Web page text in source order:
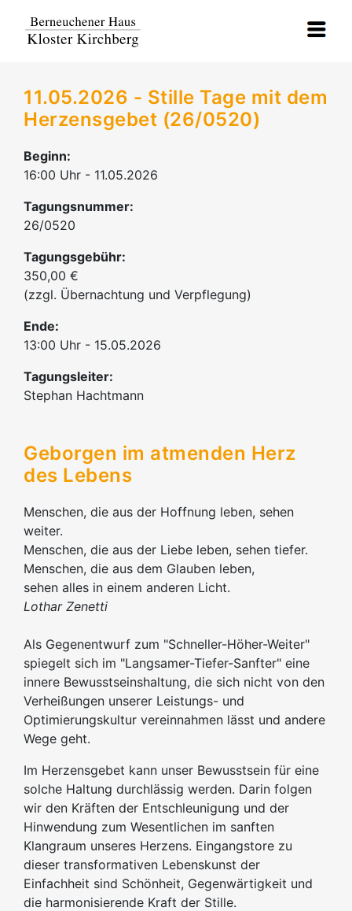
11.05.2026 - Stille Tage mit dem
Herzensgebet (26/0520)
Beginn:
16:00 Uhr - 11.05.2026
Tagungsnummer:
26/0520
Tagungsgebühr:
350,00 €
(zzgl. Übernachtung und Verpflegung)
Ende:
13:00 Uhr - 15.05.2026
Tagungsleiter:
Stephan Hachtmann
Geborgen im atmenden Herz
des Lebens
Menschen, die aus der Hoffnung leben, sehen
weiter.
Menschen, die aus der Liebe leben, sehen tiefer.
Menschen, die aus dem Glauben leben,
sehen alles in einem anderen Licht.
Lothar Zenetti
Als Gegenentwurf zum "Schneller-Höher-Weiter"
spiegelt sich im "Langsamer-Tiefer-Sanfter" eine
innere Bewusstseinshaltung, die sich nicht von den
Verheißungen unserer Leistungs- und
Optimierungskultur vereinnahmen lässt und andere
Wege geht.
Im Herzensgebet kann unser Bewusstsein für eine
solche Haltung durchlässig werden. Darin folgen
wir den Kräften der Entschleunigung und der
Hinwendung zum Wesentlichen im sanften
Klangraum unseres Herzens. Eingangstore zu
dieser transformativen Lebenskunst der
Einfachheit sind Schönheit, Gegenwärtigkeit und
die harmonisierende Kraft der Stille.